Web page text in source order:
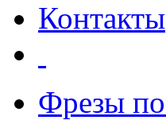
Контакты
Фрезы